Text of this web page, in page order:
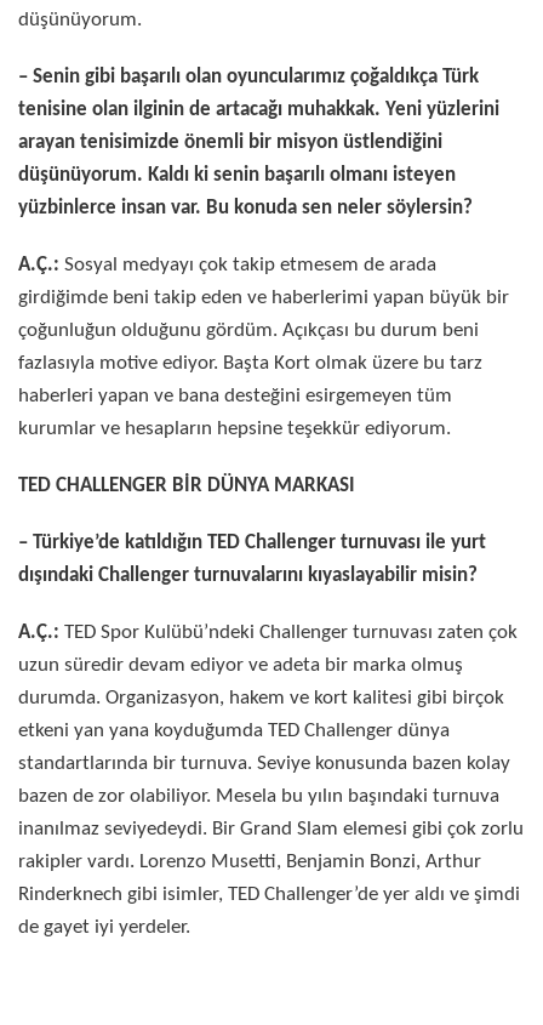
düşünüyorum.
– Senin gibi başarılı olan oyuncularımız çoğaldıkça Türk
tenisine olan ilginin de artacağı muhakkak. Yeni yüzlerini
arayan tenisimizde önemli bir misyon üstlendiğini
düşünüyorum. Kaldı ki senin başarılı olmanı isteyen
yüzbinlerce insan var. Bu konuda sen neler söylersin?
A.Ç.: Sosyal medyayı çok takip etmesem de arada
girdiğimde beni takip eden ve haberlerimi yapan büyük bir
çoğunluğun olduğunu gördüm. Açıkçası bu durum beni
fazlasıyla motive ediyor. Başta Kort olmak üzere bu tarz
haberleri yapan ve bana desteğini esirgemeyen tüm
kurumlar ve hesapların hepsine teşekkür ediyorum.
TED CHALLENGER BİR DÜNYA MARKASI
– Türkiye’de katıldığın TED Challenger turnuvası ile yurt
dışındaki Challenger turnuvalarını kıyaslayabilir misin?
A.Ç.: TED Spor Kulübü’ndeki Challenger turnuvası zaten çok
uzun süredir devam ediyor ve adeta bir marka olmuş
durumda. Organizasyon, hakem ve kort kalitesi gibi birçok
etkeni yan yana koyduğumda TED Challenger dünya
standartlarında bir turnuva. Seviye konusunda bazen kolay
bazen de zor olabiliyor. Mesela bu yılın başındaki turnuva
inanılmaz seviyedeydi. Bir Grand Slam elemesi gibi çok zorlu
rakipler vardı. Lorenzo Musetti, Benjamin Bonzi, Arthur
Rinderknech gibi isimler, TED Challenger’de yer aldı ve şimdi
de gayet iyi yerdeler.